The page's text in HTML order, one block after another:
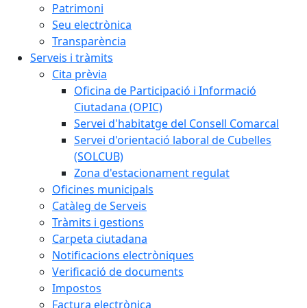
Patrimoni
Seu electrònica
Transparència
Serveis i tràmits
Cita prèvia
Oficina de Participació i Informació
Ciutadana (OPIC)
Servei d'habitatge del Consell Comarcal
Servei d'orientació laboral de Cubelles
(SOLCUB)
Zona d'estacionament regulat
Oficines municipals
Catàleg de Serveis
Tràmits i gestions
Carpeta ciutadana
Notificacions electròniques
Verificació de documents
Impostos
Factura electrònica